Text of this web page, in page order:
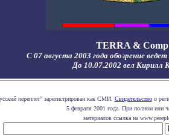
TERRA & Comp
С 07 августа 2003 года обозрение
До 10.07.2002 вел Кирилл
переплет" зарегистрирован как СМИ. Свидетельствоо
5 февраля 2001 года. При полном или
материалов ссылка на